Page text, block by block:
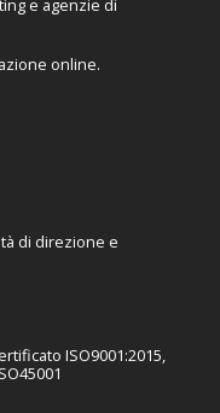
e agenzie di
online.
di direzione e
ISO9001:2015,